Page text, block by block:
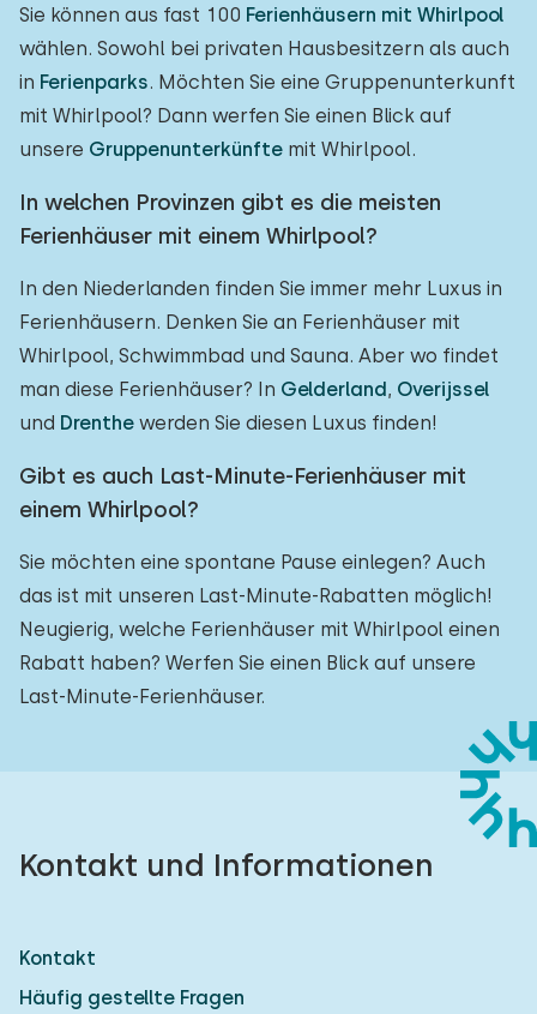
Sie können aus fast 100 Ferienhäusern mit Whirlpool
wählen. Sowohl bei privaten Hausbesitzern als auch
in Ferienparks. Möchten Sie eine Gruppenunterkunft
mit Whirlpool? Dann werfen Sie einen Blick auf
unsere Gruppenunterkünfte mit Whirlpool.
In welchen Provinzen gibt es die meisten
Ferienhäuser mit einem Whirlpool?
In den Niederlanden finden Sie immer mehr Luxus in
Ferienhäusern. Denken Sie an Ferienhäuser mit
Whirlpool, Schwimmbad und Sauna. Aber wo findet
man diese Ferienhäuser? In Gelderland, Overijssel
und Drenthe werden Sie diesen Luxus finden!
Gibt es auch Last-Minute-Ferienhäuser mit
einem Whirlpool?
Sie möchten eine spontane Pause einlegen? Auch
das ist mit unseren Last-Minute-Rabatten möglich!
Neugierig, welche Ferienhäuser mit Whirlpool einen
Rabatt haben? Werfen Sie einen Blick auf unsere
Last-Minute-Ferienhäuser.
Kontakt und Informationen
Kontakt
Häufig gestellte Fragen